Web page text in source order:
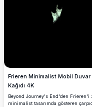
Frieren Minimalist Mobil Duvar
Kağıdı 4K
Beyond Journey's End'den Frieren'i
minimalist tasarımda gösteren